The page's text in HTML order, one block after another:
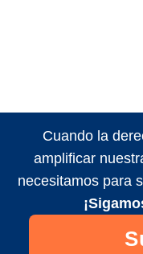
Cuando la
amplificar
necesitamos para